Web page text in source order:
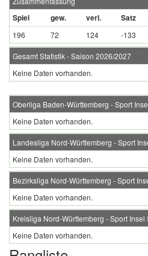
Spiel gew. verl. Satz
196 72 124 -133
Gesamt Statistik - Saison 2026/2027
Keine Daten vorhanden.
Oberliga Baden-Württemberg - Sport
Keine Daten vorhanden.
Landesliga Nord-Württemberg - Sport
Keine Daten vorhanden.
Bezirksliga Nord-Württemberg - Sport
Keine Daten vorhanden.
Kreisliga Nord-Württemberg - Sport Insel
Keine Daten vorhanden.